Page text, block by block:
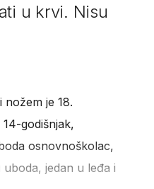
u krvi. Nisu
je 18.
godišnjak,
osnovnoškolac,
jedan u leđa i